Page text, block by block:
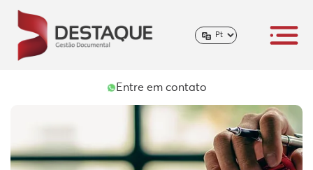
Entre em contato